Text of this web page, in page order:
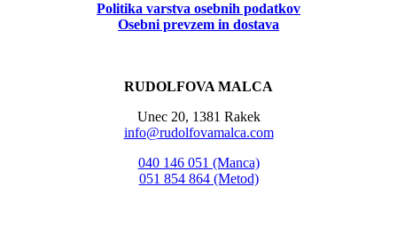
Politika varstva osebnih podatkov
Osebni prevzem in dostava
RUDOLFOVA MALCA
Unec 20, 1381 Rakek
info@rudolfovamalca.com
040 146 051 (Manca)
051 854 864 (Metod)